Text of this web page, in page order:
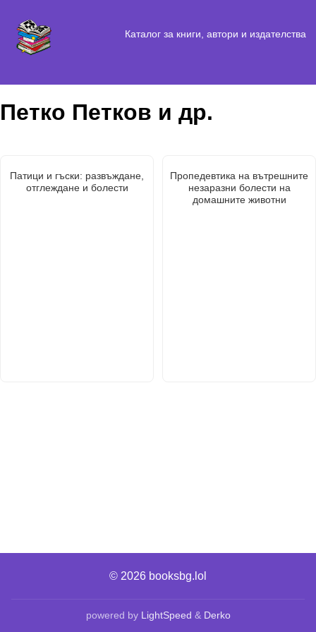
Каталог за книги, автори и издателства
Петко Петков и др.
Патици и гъски: развъждане,
отглеждане и болести
Пропедевтика на вътрешните
незаразни болести на
домашните животни
© 2026 booksbg.lol
powered by LightSpeed & Derko